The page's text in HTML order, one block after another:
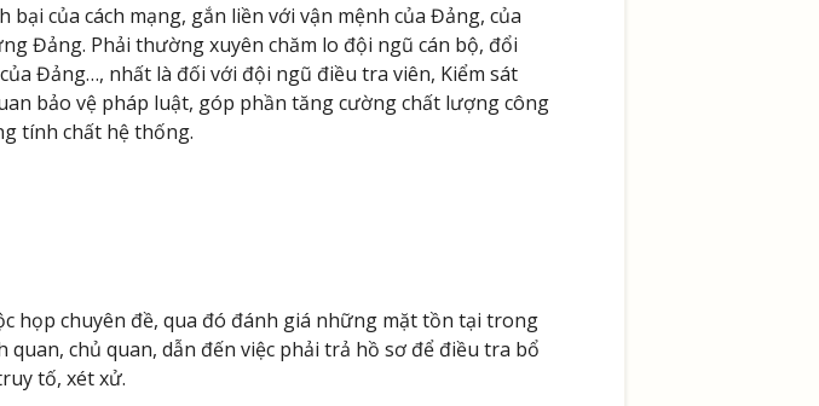
của cách mạng, gắn liền với vận mệnh của Đảng, của
Đảng. Phải thường xuyên chăm lo đội ngũ cán bộ, đổi
Đảng…, nhất là đối với đội ngũ điều tra viên, Kiểm sát
bảo vệ pháp luật, góp phần tăng cường chất lượng công
tính chất hệ thống.
họp chuyên đề, qua đó đánh giá những mặt tồn tại trong
chủ quan, dẫn đến việc phải trả hồ sơ để điều tra bổ
tố, xét xử.